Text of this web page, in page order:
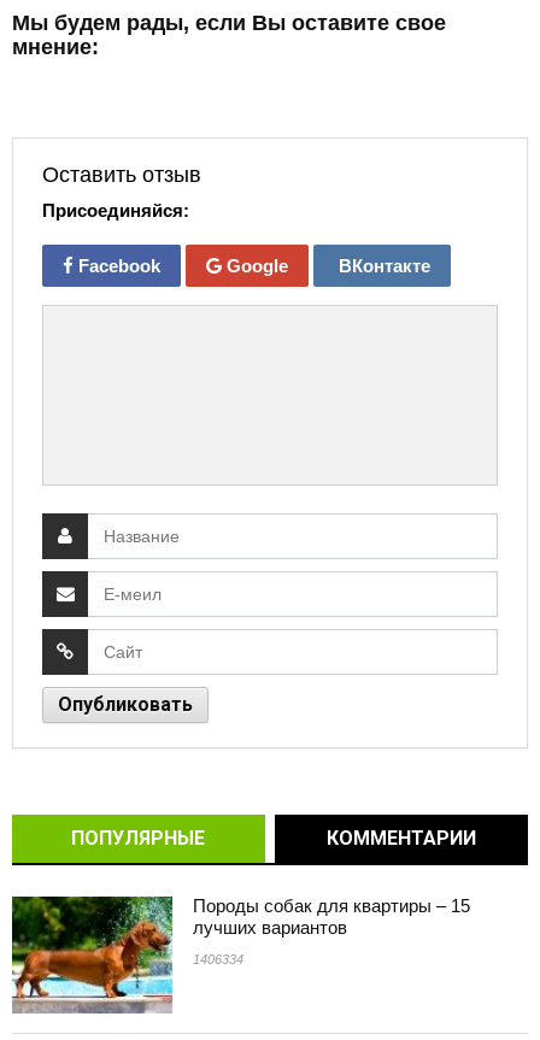
Мы будем рады, если Вы оставите свое
мнение:
Оставить отзыв
Присоединяйся:
Facebook Google ВКонтакте
ПОПУЛЯРНЫЕ КОММЕНТАРИИ
Породы собак для квартиры – 15
лучших вариантов
1406334